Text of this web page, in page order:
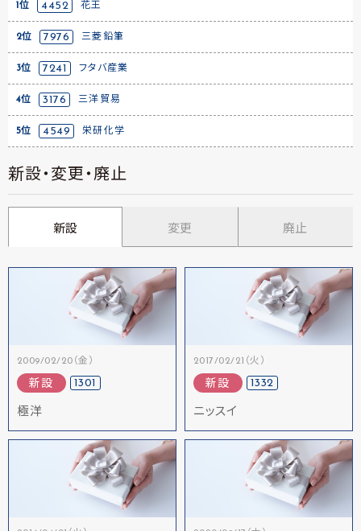
1位 4452 花王
2位 7976 三菱鉛筆
3位 7241 フタバ産業
4位 3176 三洋貿易
5位 4549 栄研化学
新設・変更・廃止
新設 変更 廃止
2009/02/20（金）
新設 1301
極洋
2017/02/21（火）
新設 1332
ニッスイ